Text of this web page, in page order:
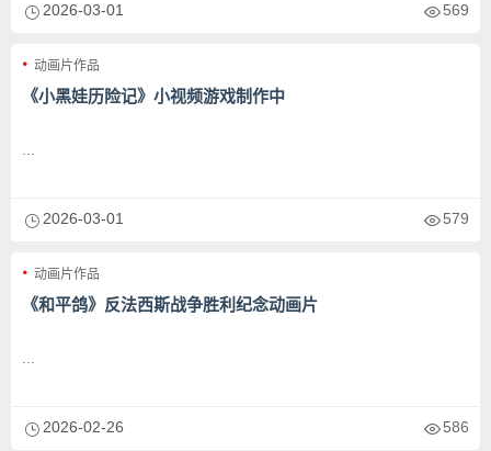
2026-03-01 569
动画片作品
《小黑娃历险记》小视频游戏制作中
...
2026-03-01 579
动画片作品
《和平鸽》反法西斯战争胜利纪念动画片
...
2026-02-26 586